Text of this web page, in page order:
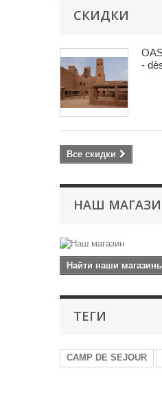
СКИДКИ
-
Все скидки
НАШ
Найти наши
ТЕГИ
CAMP DE SEJOUR